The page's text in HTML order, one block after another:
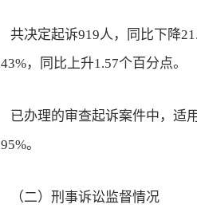
决定起诉919人，同比下降
，同比上升1.57个百分点。
办理的审查起诉案件中，适用
。
二）刑事诉讼监督情况